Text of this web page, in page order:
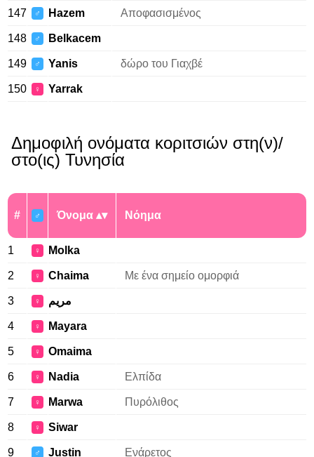
147 ♂ Hazem Αποφασισμένος
148 ♂ Belkacem
149 ♂ Yanis δώρο του Γιαχβέ
150 ♀ Yarrak
Δημοφιλή ονόματα κοριτσιών στη(ν)/
στο(ις) Τυνησία
# ♂ Όνομα Νόημα
1 ♀ Molka
2 ♀ Chaima Με ένα σημείο ομορφιά
3 ♀ مريم
4 ♀ Mayara
5 ♀ Omaima
6 ♀ Nadia Ελπίδα
7 ♀ Marwa Πυρόλιθος
8 ♀ Siwar
9 ♂ Justin Ενάρετος